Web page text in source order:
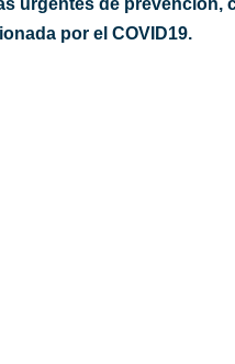
por el COVID19.